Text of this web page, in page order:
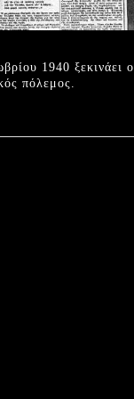
1940 ξεκινάει ο
πόλεμος.